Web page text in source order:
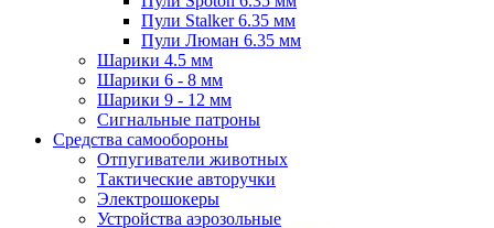
Пули Stalker 6.35 мм
Пули Люман 6.35 мм
Шарики 4.5 мм
Шарики 6 - 8 мм
Шарики 9 - 12 мм
Сигнальные патроны
Средства самообороны
Отпугиватели животных
Тактические авторучки
Электрошокеры
Устройства аэрозольные